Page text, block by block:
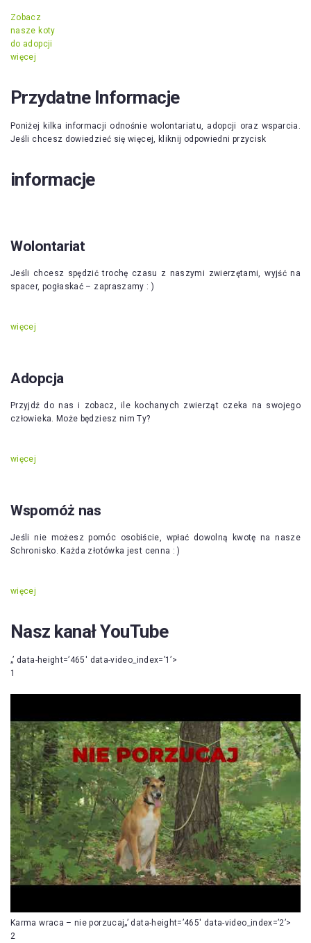
Zobacz
nasze koty
do adopcji
więcej
Przydatne Informacje
Poniżej kilka informacji odnośnie wolontariatu, adopcji oraz wsparcia.
Jeśli chcesz dowiedzieć się więcej, kliknij odpowiedni przycisk
informacje
Wolontariat
Jeśli chcesz spędzić trochę czasu z naszymi zwierzętami, wyjść na
spacer, pogłaskać – zapraszamy : )
więcej
Adopcja
Przyjdź do nas i zobacz, ile kochanych zwierząt czeka na swojego
człowieka. Może będziesz nim Ty?
więcej
Wspomóż nas
Jeśli nie możesz pomóc osobiście, wpłać dowolną kwotę na nasze
Schronisko. Każda złotówka jest cenna : )
więcej
Nasz kanał YouTube
„’ data-height=’465′ data-video_index=’1’>
1
Karma wraca – nie porzucaj„’ data-height=’465′ data-video_index=’2’>
2